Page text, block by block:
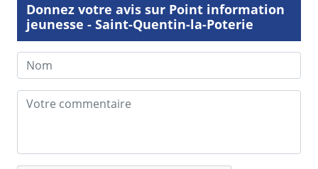
Donnez votre avis sur Point information
jeunesse - Saint-Quentin-la-Poterie